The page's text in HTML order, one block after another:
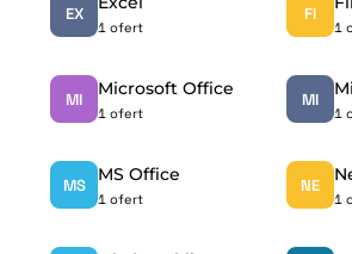
EX
1 ofert
FI
1
MI
Microsoft Office
1 ofert
MI
1
MS
MS Office
1 ofert
NE
1